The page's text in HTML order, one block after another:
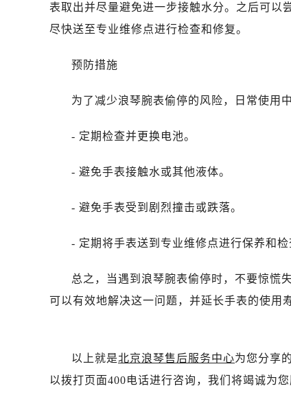
黑龙江省黑河市爱辉区中央街浪
黑龙江省鸡西市鸡冠区红军路浪
黑龙江省齐齐哈尔市龙沙区龙华
黑龙江省双鸭山市尖山区新兴大
黑龙江省伊春市伊美区通河路浪
吉林省白山市浑江区浑江大街浪
吉林省辽源市龙山区人民大街浪
吉林省四平市铁东区紫气大路与
吉林省松原市宁江区五环大街浪
辽宁省鞍山市铁东区站前街浪琴
辽宁省本溪市平山区胜利路浪琴
表取出并尽量避免进一步接触水分。之后可以
尽快送至专业维修点进行检查和修复。
预防措施
为了减少浪琴腕表偷停的风险，日常使用
- 定期检查并更换电池。
- 避免手表接触水或其他液体。
- 避免手表受到剧烈撞击或跌落。
- 定期将手表送到专业维修点进行保养和检
总之，当遇到浪琴腕表偷停时，不要惊慌
可以有效地解决这一问题，并延长手表的使用
以上就是北京浪琴售后服务中心为您分享
以拨打页面400电话进行咨询，我们将竭诚为您